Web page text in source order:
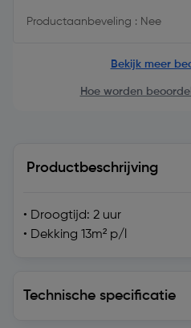
Productaanbeveling : Nee
Bekijk meer
Hoe worden
Productbeschrijving
• Droogtijd: 2 uur
• Dekking 13m² p/l
Technische specificatie